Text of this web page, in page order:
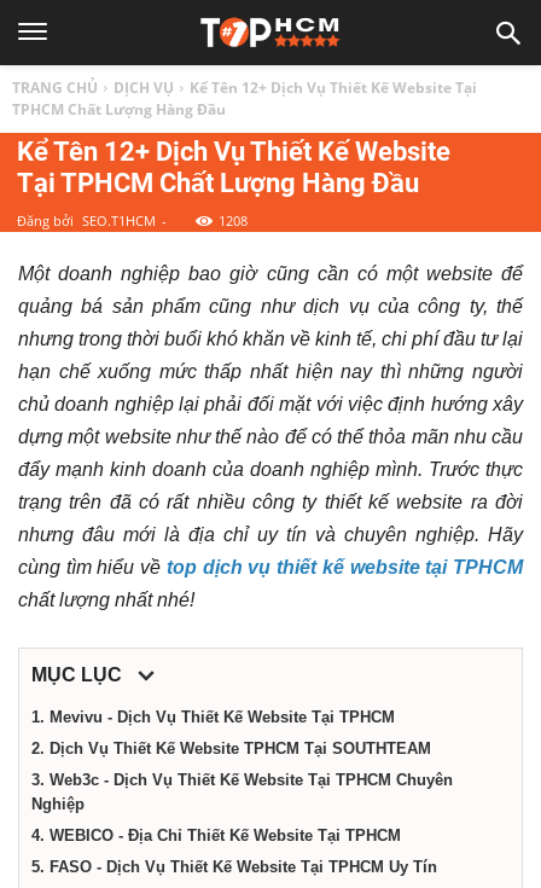
1
HCM
Top
địa
điểm,
dịch
vụ
tại
Thành
phố
TRANG CHỦ DỊCH VỤ
Kể Tên 12+ Dịch Vụ Thiết Kế Website Tại
TPHCM Chất Lượng Hàng Đầu
Kể Tên 12+ Dịch Vụ Thiết Kế Website
Tại TPHCM Chất Lượng Hàng Đầu
Đăng bởi SEO.T1HCM - 1208
Một doanh nghiệp bao giờ cũng cần có một website để
quảng bá sản phẩm cũng như dịch vụ của công ty, thế
nhưng trong thời buổi khó khăn về kinh tế, chi phí đầu tư lại
hạn chế xuống mức thấp nhất hiện nay thì những người
chủ doanh nghiệp lại phải đối mặt với việc định hướng xây
dựng một website như thế nào để có thể thỏa mãn nhu cầu
đẩy mạnh kinh doanh của doanh nghiệp mình. Trước thực
trạng trên đã có rất nhiều công ty thiết kế website ra đời
nhưng đâu mới là địa chỉ uy tín và chuyên nghiệp. Hãy
cùng tìm hiểu về top dịch vụ thiết kế website tại TPHCM
chất lượng nhất nhé!
MỤC LỤC
1. Mevivu - Dịch Vụ Thiết Kế Website Tại TPHCM
2. Dịch Vụ Thiết Kế Website TPHCM Tại SOUTHTEAM
3. Web3c - Dịch Vụ Thiết Kế Website Tại TPHCM Chuyên
Nghiệp
4. WEBICO - Địa Chỉ Thiết Kế Website Tại TPHCM
5. FASO - Dịch Vụ Thiết Kế Website Tại TPHCM Uy Tín